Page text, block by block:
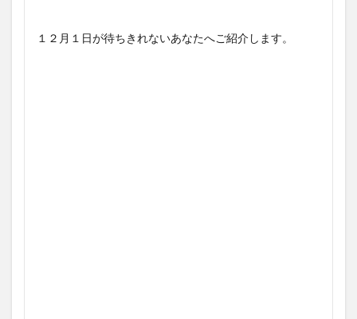
１２月１日が待ちきれないあなたへご紹介します。